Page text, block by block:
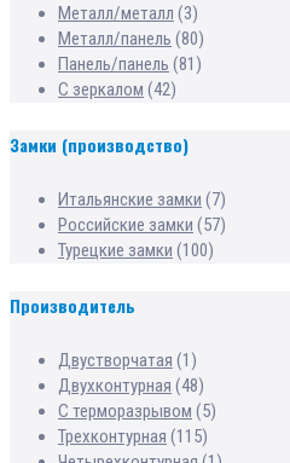
Металл/металл (3)
Металл/панель (80)
Панель/панель (81)
С зеркалом (42)
Замки (производство)
Итальянские замки (7)
Российские замки (57)
Турецкие замки (100)
Производитель
Двустворчатая (1)
Двухконтурная (48)
С терморазрывом (5)
Трехконтурная (115)